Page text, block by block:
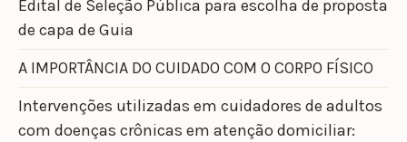
Edital de Seleção Pública para escolha de proposta
de capa de Guia
A IMPORTÂNCIA DO CUIDADO COM O CORPO FÍSICO
Intervenções utilizadas em cuidadores de adultos
com doenças crônicas em atenção domiciliar: